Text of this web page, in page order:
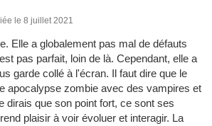
le 8 juillet 2021
Elle a globalement pas mal de défauts
pas parfait, loin de là. Cependant, elle a
garde collé à l'écran. Il faut dire que le
apocalypse zombie avec des vampires et
dirais que son point fort, ce sont ses
plaisir à voir évoluer et interagir. La